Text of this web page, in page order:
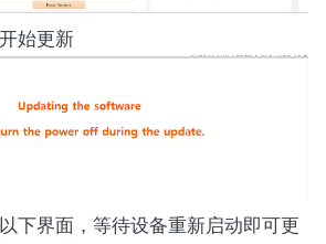
始更新
下界面，等待设备重新启动即可更